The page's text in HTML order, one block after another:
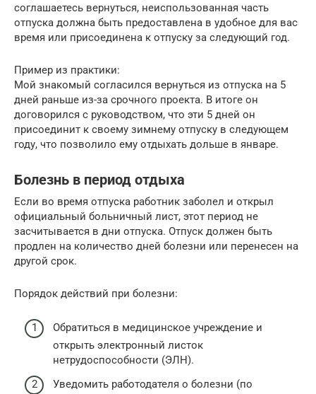
соглашаетесь вернуться, неиспользованная часть
отпуска должна быть предоставлена в удобное для вас
время или присоединена к отпуску за следующий год.
Пример из практики:
Мой знакомый согласился вернуться из отпуска на 5
дней раньше из-за срочного проекта. В итоге он
договорился с руководством, что эти 5 дней он
присоединит к своему зимнему отпуску в следующем
году, что позволило ему отдыхать дольше в январе.
Болезнь в период отдыха
Если во время отпуска работник заболел и открыл
официальный больничный лист, этот период не
засчитывается в дни отпуска. Отпуск должен быть
продлен на количество дней болезни или перенесен на
другой срок.
Порядок действий при болезни:
Обратиться в медицинское учреждение и
открыть электронный листок
нетрудоспособности (ЭЛН).
Уведомить работодателя о болезни (по